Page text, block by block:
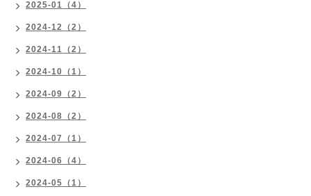
2025-01（4）
2024-12（2）
2024-11（2）
2024-10（1）
2024-09（2）
2024-08（2）
2024-07（1）
2024-06（4）
2024-05（1）